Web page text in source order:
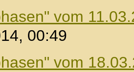
vom
00:49
vom